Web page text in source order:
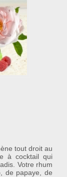
tout droit au
à cocktail qui
Votre rhum
de papaye, de